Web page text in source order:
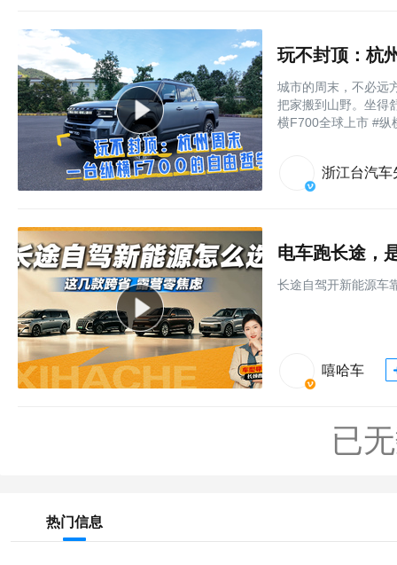
玩不封顶：杭
城市的周末，不必远
把家搬到山野。坐得
横F700全球上市 #纵
浙江台汽车
电车跑长途，
长途自驾开新能源车
嘻哈车
已
热门信息